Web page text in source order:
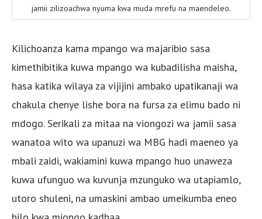
jamii zilizoachwa nyuma kwa muda mrefu na maendeleo.
Kilichoanza kama mpango wa majaribio sasa
kimethibitika kuwa mpango wa kubadilisha maisha,
hasa katika wilaya za vijijini ambako upatikanaji wa
chakula chenye lishe bora na fursa za elimu bado ni
mdogo. Serikali za mitaa na viongozi wa jamii sasa
wanatoa wito wa upanuzi wa MBG hadi maeneo ya
mbali zaidi, wakiamini kuwa mpango huo unaweza
kuwa ufunguo wa kuvunja mzunguko wa utapiamlo,
utoro shuleni, na umaskini ambao umeikumba eneo